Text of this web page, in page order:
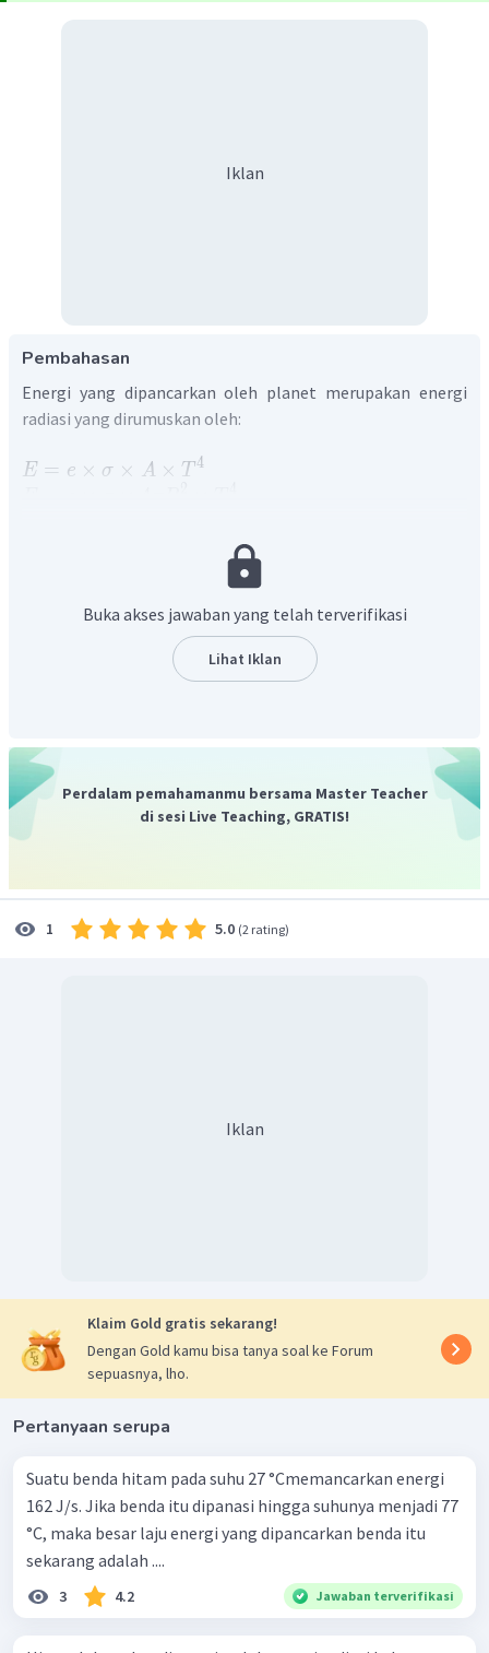
Iklan
Pembahasan
Energi yang dipancarkan oleh planet merupakan energi
radiasi yang dirumuskan oleh:
E = e × σ × A × T 4
Sehingga energi yang dipancarkan oleh planet sebanding
angka pancaran/emisivitas planet (e ),
tetapan Stefan-Boltzman (
kuadrat jari-jari planet (R ), dan
Oleh karena itu, jawaban yang benar adalah D.
Buka akses jawaban yang telah terverifikasi
Lihat Iklan
Perdalam pemahamanmu bersama Master Teacher
di sesi Live Teaching, GRATIS!
1 5.0 (2 rating)
Iklan
Klaim Gold gratis sekarang!
Dengan Gold kamu bisa tanya soal ke Forum
sepuasnya, lho.
Pertanyaan serupa
Suatu benda hitam pada suhu 27 °Cmemancarkan energi
162 J/s. Jika benda itu dipanasi hingga suhunya menjadi 77
°C, maka besar laju energi yang dipancarkan benda itu
sekarang adalah ....
3 4.2 Jawaban terverifikasi